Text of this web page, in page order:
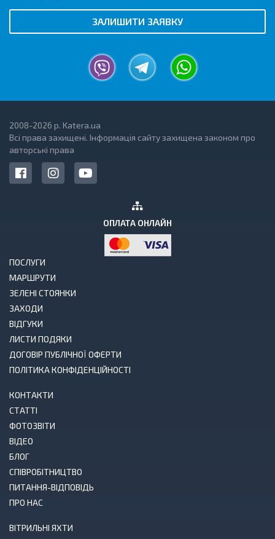
ЗАЛИШИТИ ЗАЯВКУ
2008-2026 р. Katera.ua
Всі права захищені. Інформація сайту захищена законом про
авторські права
ОПЛАТА ОНЛАЙН
ПОСЛУГИ
МАРШРУТИ
ЗЕЛЕНІ СТОЯНКИ
ЗАХОДИ
ВІДГУКИ
ЛИСТИ ПОДЯКИ
ДОГОВІР ПУБЛІЧНОЇ ОФЕРТИ
ПОЛІТИКА КОНФІДЕНЦІЙНОСТІ
КОНТАКТИ
СТАТТІ
ФОТОЗВІТИ
ВІДЕО
БЛОГ
СПІВРОБІТНИЦТВО
ПИТАННЯ-ВІДПОВІДЬ
ПРО НАС
ВІТРИЛЬНІ ЯХТИ